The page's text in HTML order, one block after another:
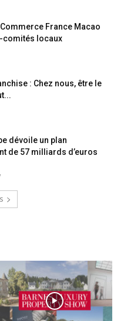
France Macao
comités locaux
: Chez nous, être le
dévoile un plan
de 57 milliards d’euros